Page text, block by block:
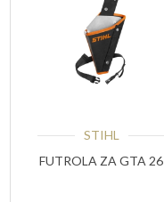
STIHL
FUTROLA ZA GTA 26